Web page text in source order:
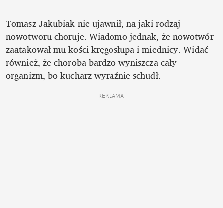
Tomasz Jakubiak nie ujawnił, na jaki rodzaj
nowotworu choruje. Wiadomo jednak, że nowotwór
zaatakował mu kości kręgosłupa i miednicy. Widać
również, że choroba bardzo wyniszcza cały
organizm, bo kucharz wyraźnie schudł.
REKLAMA